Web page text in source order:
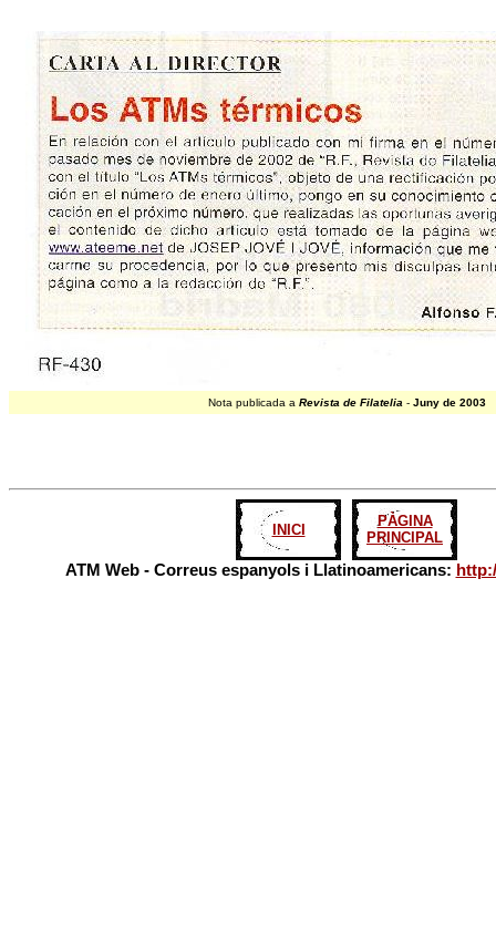
Nota publicada a Revista de Filatelia - Juny de 2003
INICI
PÀGINA
PRINCIPAL
ATM Web - Correus espanyols i Llatinoamericans: